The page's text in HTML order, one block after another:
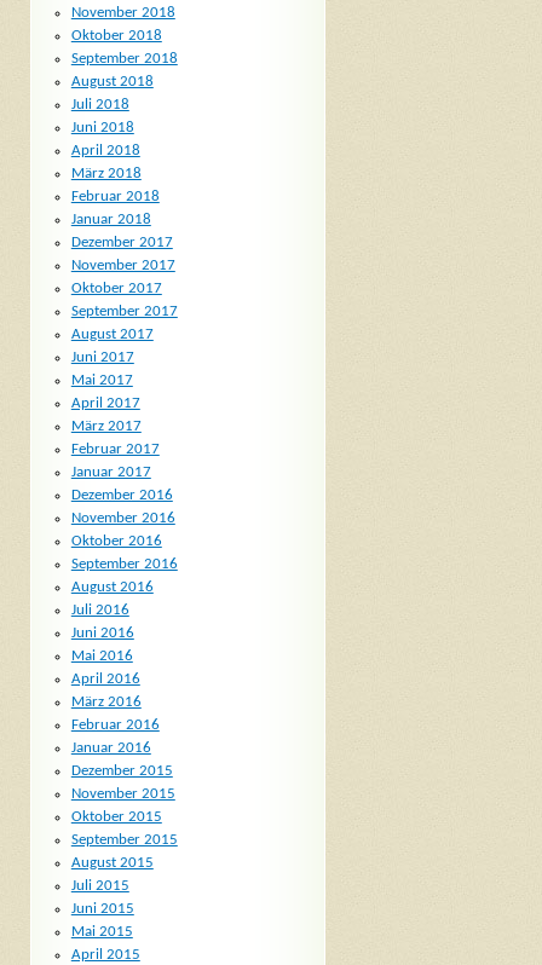
November 2018
Oktober 2018
September 2018
August 2018
Juli 2018
Juni 2018
April 2018
März 2018
Februar 2018
Januar 2018
Dezember 2017
November 2017
Oktober 2017
September 2017
August 2017
Juni 2017
Mai 2017
April 2017
März 2017
Februar 2017
Januar 2017
Dezember 2016
November 2016
Oktober 2016
September 2016
August 2016
Juli 2016
Juni 2016
Mai 2016
April 2016
März 2016
Februar 2016
Januar 2016
Dezember 2015
November 2015
Oktober 2015
September 2015
August 2015
Juli 2015
Juni 2015
Mai 2015
April 2015